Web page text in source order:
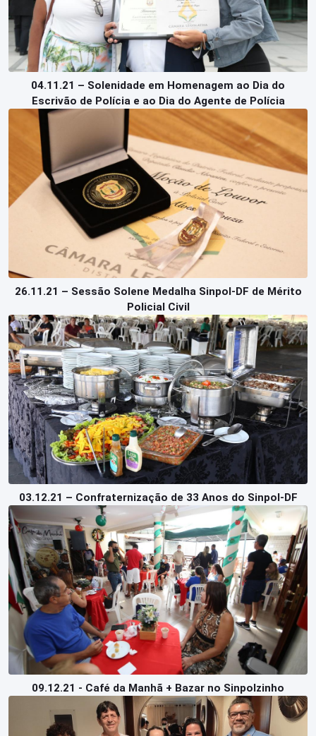
04.11.21 – Solenidade em Homenagem ao Dia do
Escrivão de Polícia e ao Dia do Agente de Polícia
26.11.21 – Sessão Solene Medalha Sinpol-DF de Mérito
Policial Civil
03.12.21 – Confraternização de 33 Anos do Sinpol-DF
09.12.21 - Café da Manhã + Bazar no Sinpolzinho